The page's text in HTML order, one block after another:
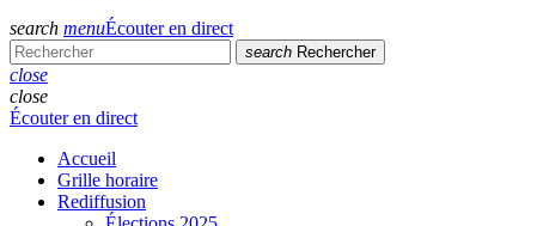
search menuÉcouter en direct
search Rechercher
close
close
Écouter en direct
Accueil
Grille horaire
Rediffusion